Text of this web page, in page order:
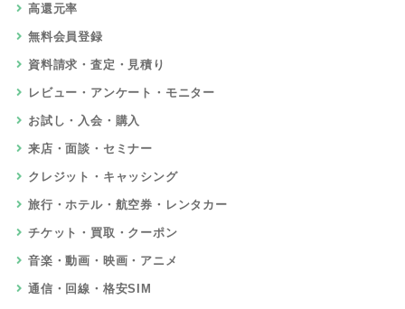
高還元率
無料会員登録
資料請求・査定・見積り
レビュー・アンケート・モニター
お試し・入会・購入
来店・面談・セミナー
クレジット・キャッシング
旅行・ホテル・航空券・レンタカー
チケット・買取・クーポン
音楽・動画・映画・アニメ
通信・回線・格安SIM